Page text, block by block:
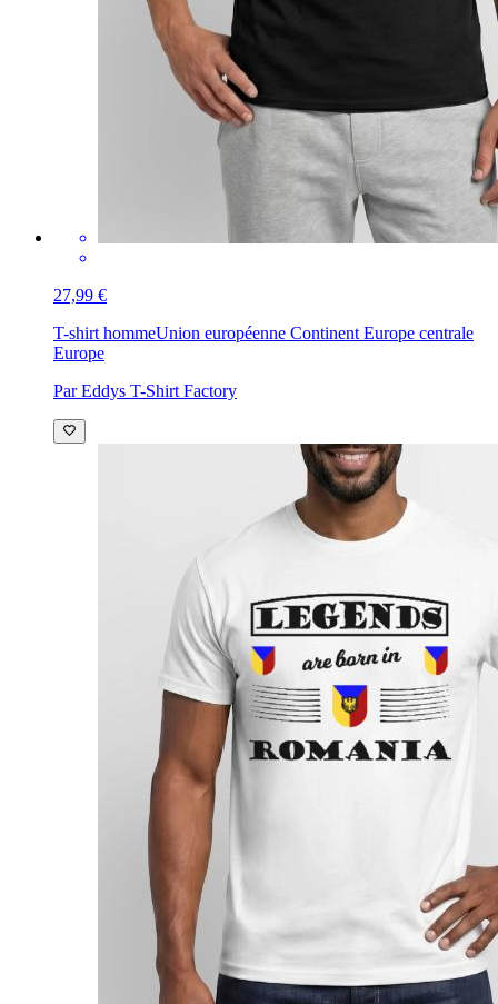
27,99 €
T-shirt hommeUnion européenne Continent Europe centrale
Europe
Par Eddys T-Shirt Factory